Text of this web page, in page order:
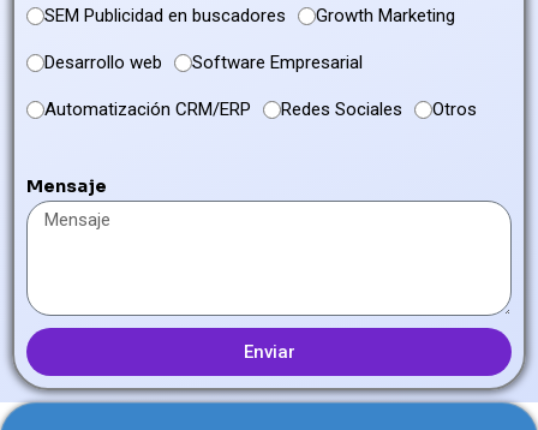
SEM Publicidad en buscadores Growth Marketing
Desarrollo web Software Empresarial
Automatización CRM/ERP Redes Sociales Otros
Mensaje
Enviar